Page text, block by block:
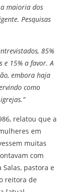
maioria dos
Pesquisas
85%
e 15% a favor. A
embora haja
como
relatou que a
em
muitas
com
pastora e
reitora de